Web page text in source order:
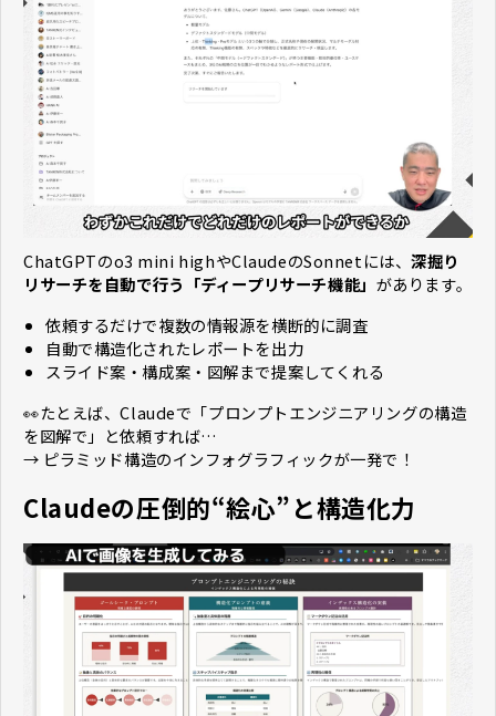
ChatGPTのo3 mini highやClaudeのSonnetには、深掘り
リサーチを自動で行う「ディープリサーチ機能」 があります。
依頼するだけで複数の情報源を横断的に調査
自動で構造化されたレポートを出力
スライド案・構成案・図解まで提案してくれる
👀たとえば、Claudeで「プロンプトエンジニアリングの構造
を図解で」と依頼すれば…
→ ピラミッド構造のインフォグラフィックが一発で！
Claudeの圧倒的“絵心”と構造化力